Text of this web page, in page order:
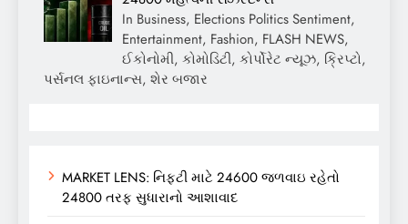
In Business, Elections Politics Sentiment,
Entertainment, Fashion, FLASH NEWS,
ઈકોનોમી, કોમોડિટી, કોર્પોરેટ ન્યૂઝ, ક્રિપ્ટો,
પર્સનલ ફાઇનાન્સ, શેર બજાર
MARKET LENS: નિફ્ટી માટે 24600 જળવાઇ રહેતો
24800 તરફ સુધારાનો આશાવાદ